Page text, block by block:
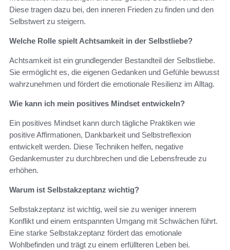
Diese tragen dazu bei, den inneren Frieden zu finden und den
Selbstwert zu steigern.
Welche Rolle spielt Achtsamkeit in der Selbstliebe?
Achtsamkeit ist ein grundlegender Bestandteil der Selbstliebe.
Sie ermöglicht es, die eigenen Gedanken und Gefühle bewusst
wahrzunehmen und fördert die emotionale Resilienz im Alltag.
Wie kann ich mein positives Mindset entwickeln?
Ein positives Mindset kann durch tägliche Praktiken wie
positive Affirmationen, Dankbarkeit und Selbstreflexion
entwickelt werden. Diese Techniken helfen, negative
Gedankemuster zu durchbrechen und die Lebensfreude zu
erhöhen.
Warum ist Selbstakzeptanz wichtig?
Selbstakzeptanz ist wichtig, weil sie zu weniger innerem
Konflikt und einem entspannten Umgang mit Schwächen führt.
Eine starke Selbstakzeptanz fördert das emotionale
Wohlbefinden und trägt zu einem erfüllteren Leben bei.